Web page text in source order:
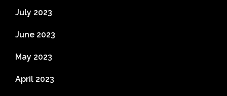
July 2023
June 2023
May 2023
April 2023